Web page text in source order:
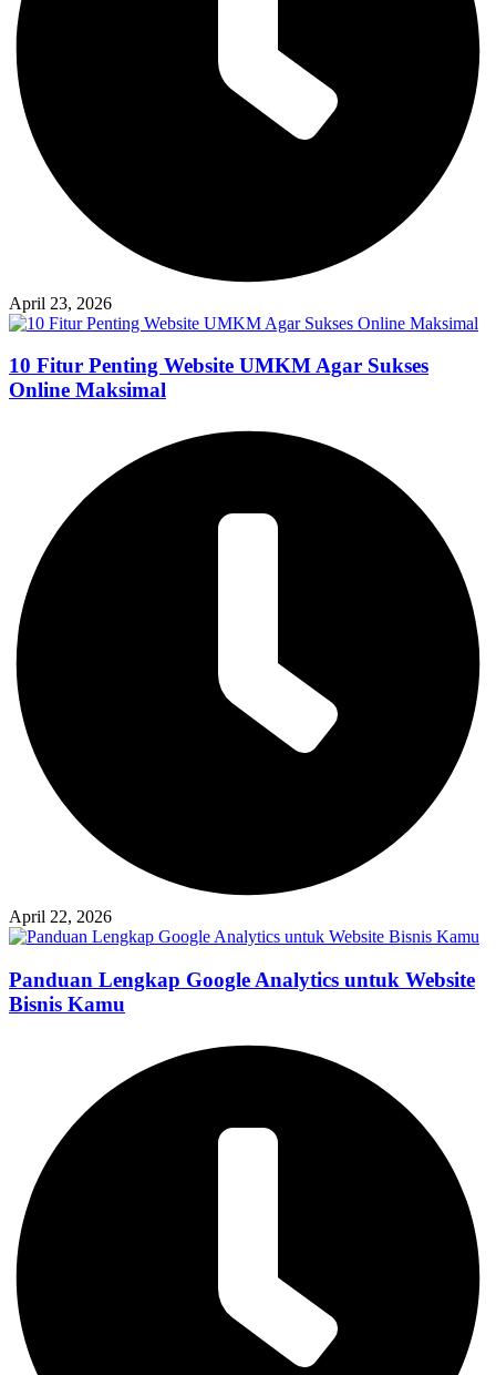
April 23, 2026
10 Fitur Penting Website UMKM Agar Sukses
Online Maksimal
April 22, 2026
Panduan Lengkap Google Analytics untuk Website
Bisnis Kamu